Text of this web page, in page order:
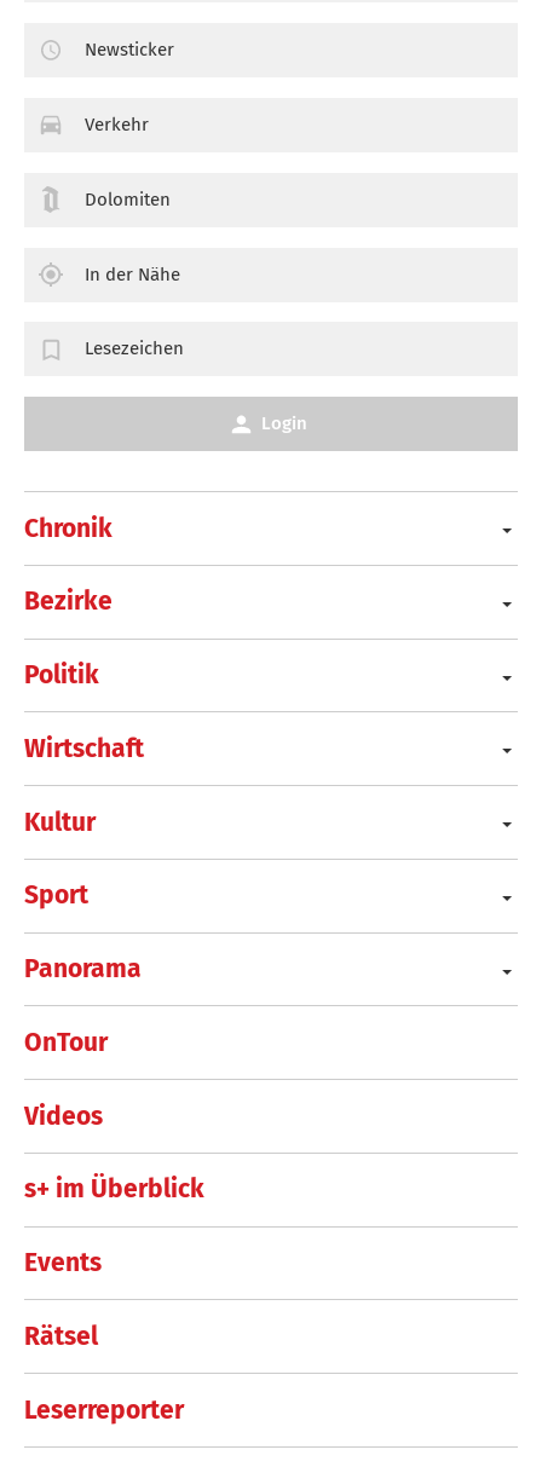
Chronik
Bezirke
Politik
Wirtschaft
Kultur
Sport
Panorama
OnTour
Videos
s+ im Überblick
Events
Rätsel
Leserreporter
Newsticker
Verkehr
Dolomiten
In der Nähe
Lesezeichen
Login